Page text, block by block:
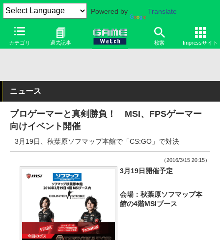
Powered by Translate
カテゴリ 過去記事 検索 Impressサイト
ニュース
プロゲーマーと真剣勝負！ MSI、FPSゲーマー
向けイベント開催
3月19日、秋葉原ソフマップ本館で「CS:GO」で対決
（2016/3/15 20:15）
3月19日開催予定
会場：秋葉原ソフマップ本
館の4階MSIブース